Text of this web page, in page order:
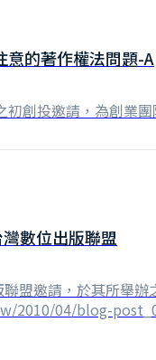
意的著作權法問題-
初創投邀請，為創業
數位出版聯盟
盟邀請，於其所舉
2010/04/blog-